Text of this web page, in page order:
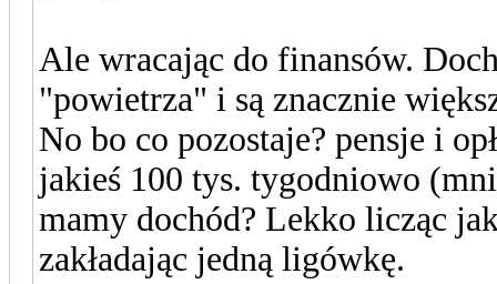
Ale wracając do finansów.
"powietrza" i są znacznie
No bo co pozostaje? pensje i
jakieś 100 tys. tygodniowo
mamy dochód? Lekko licząc
zakładając jedną ligówkę.